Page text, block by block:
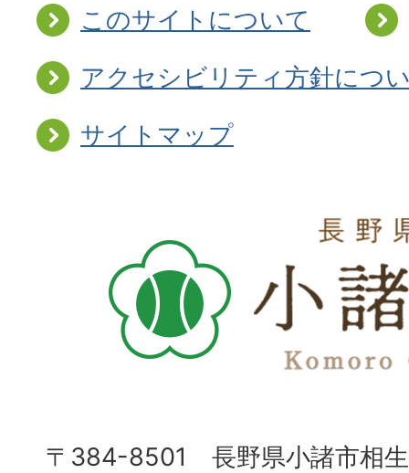
このサイトについて
アクセシビリティ方針につ
サイトマップ
〒384-8501 長野県小諸市相